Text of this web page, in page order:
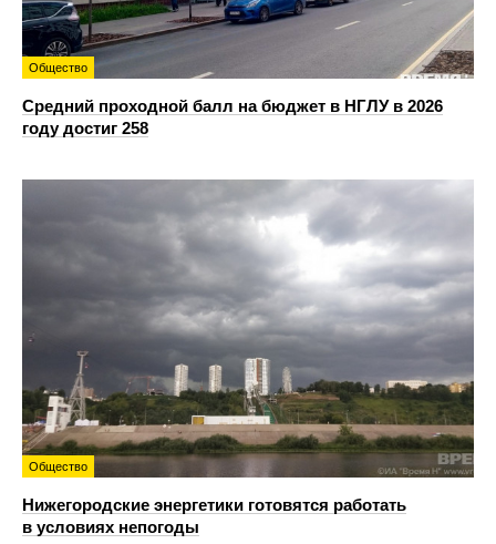
Общество
Средний проходной балл на бюджет в НГЛУ в 2026
году достиг 258
Общество
Нижегородские энергетики готовятся работать
в условиях непогоды